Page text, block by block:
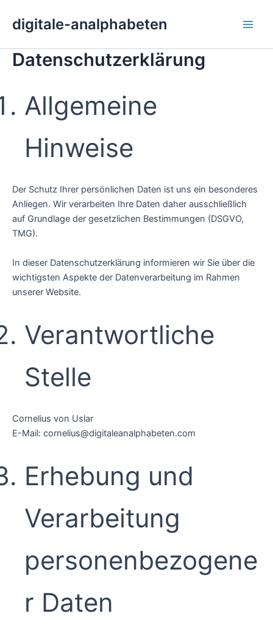
Inhalt
springen
digitale-analphabeten
Datenschutzerklärung
Allgemeine
Hinweise
Der Schutz Ihrer persönlichen Daten ist uns ein besonderes
Anliegen. Wir verarbeiten Ihre Daten daher ausschließlich
auf Grundlage der gesetzlichen Bestimmungen (DSGVO,
TMG).
In dieser Datenschutzerklärung informieren wir Sie über die
wichtigsten Aspekte der Datenverarbeitung im Rahmen
unserer Website.
Verantwortliche
Stelle
Cornelius von Uslar
E-Mail: cornelius@digitaleanalphabeten.com
Erhebung und
Verarbeitung
personenbezogene
r Daten